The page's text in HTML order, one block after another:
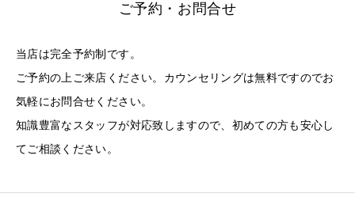
ご予約・お問合せ
当店は完全予約制です。
ご予約の上ご来店ください。カウンセリングは無料ですのでお
気軽にお問合せください。
知識豊富なスタッフが対応致しますので、初めての方も安心し
てご相談ください。